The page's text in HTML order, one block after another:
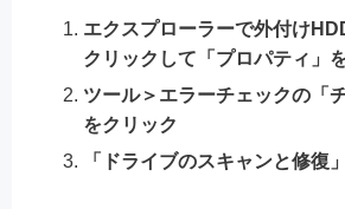
エクスプローラーで外付け
クリックして「プロパティ」
ツール＞エラーチェックの「
をクリック
「ドライブのスキャンと修復